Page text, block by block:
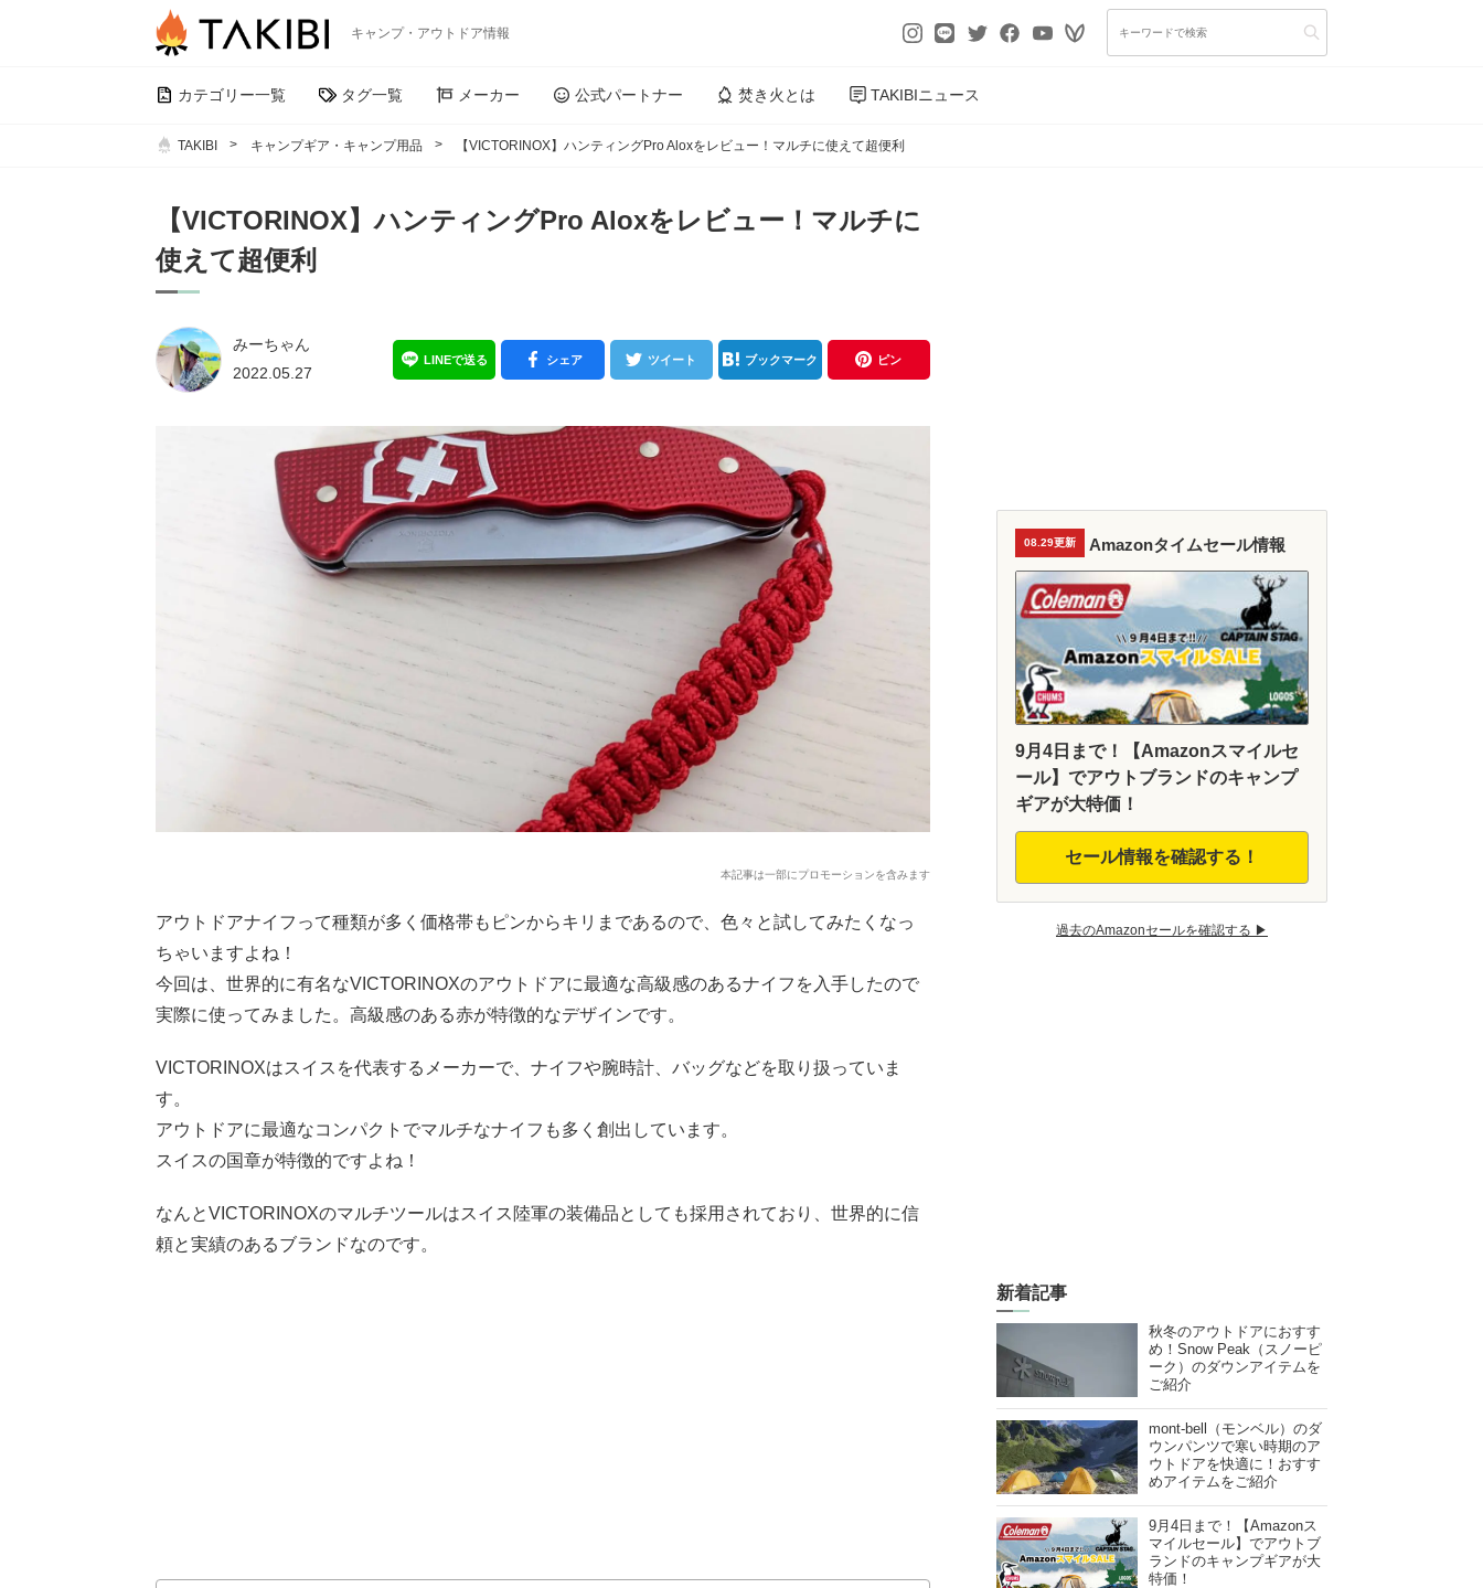
キャンプ・アウトドア情報
カテゴリー一覧 タグ一覧 メーカー 公式パートナー 焚き火とは TAKIBIニュース
TAKIBI キャンプギア・キャンプ用品 【VICTORINOX】ハンティングPro Aloxをレビュー！マルチに使えて超便利
【VICTORINOX】ハンティングPro Aloxをレビュー！マルチに
使えて超便利
みーちゃん
2022.05.27
LINEで送る シェア ツイート ブックマーク ピン
本記事は一部にプロモーションを含みます
アウトドアナイフって種類が多く価格帯もピンからキリまであるので、色々と試してみたくなっ
ちゃいますよね！
今回は、世界的に有名なVICTORINOXのアウトドアに最適な高級感のあるナイフを入手したので
実際に使ってみました。高級感のある赤が特徴的なデザインです。
VICTORINOXはスイスを代表するメーカーで、ナイフや腕時計、バッグなどを取り扱っていま
す。
アウトドアに最適なコンパクトでマルチなナイフも多く創出しています。
スイスの国章が特徴的ですよね！
なんとVICTORINOXのマルチツールはスイス陸軍の装備品としても採用されており、世界的に信
頼と実績のあるブランドなのです。
08.29更新 Amazonタイムセール情報
9月4日まで！【Amazonスマイルセ
ール】でアウトブランドのキャンプ
ギアが大特価！
セール情報を確認する！
過去のAmazonセールを確認する ▶︎
新着記事
秋冬のアウトドアにおすす
め！Snow Peak（スノーピ
ーク）のダウンアイテムを
ご紹介
mont-bell（モンベル）のダ
ウンパンツで寒い時期のア
ウトドアを快適に！おすす
めアイテムをご紹介
9月4日まで！【Amazonス
マイルセール】でアウトブ
ランドのキャンプギアが大
特価！